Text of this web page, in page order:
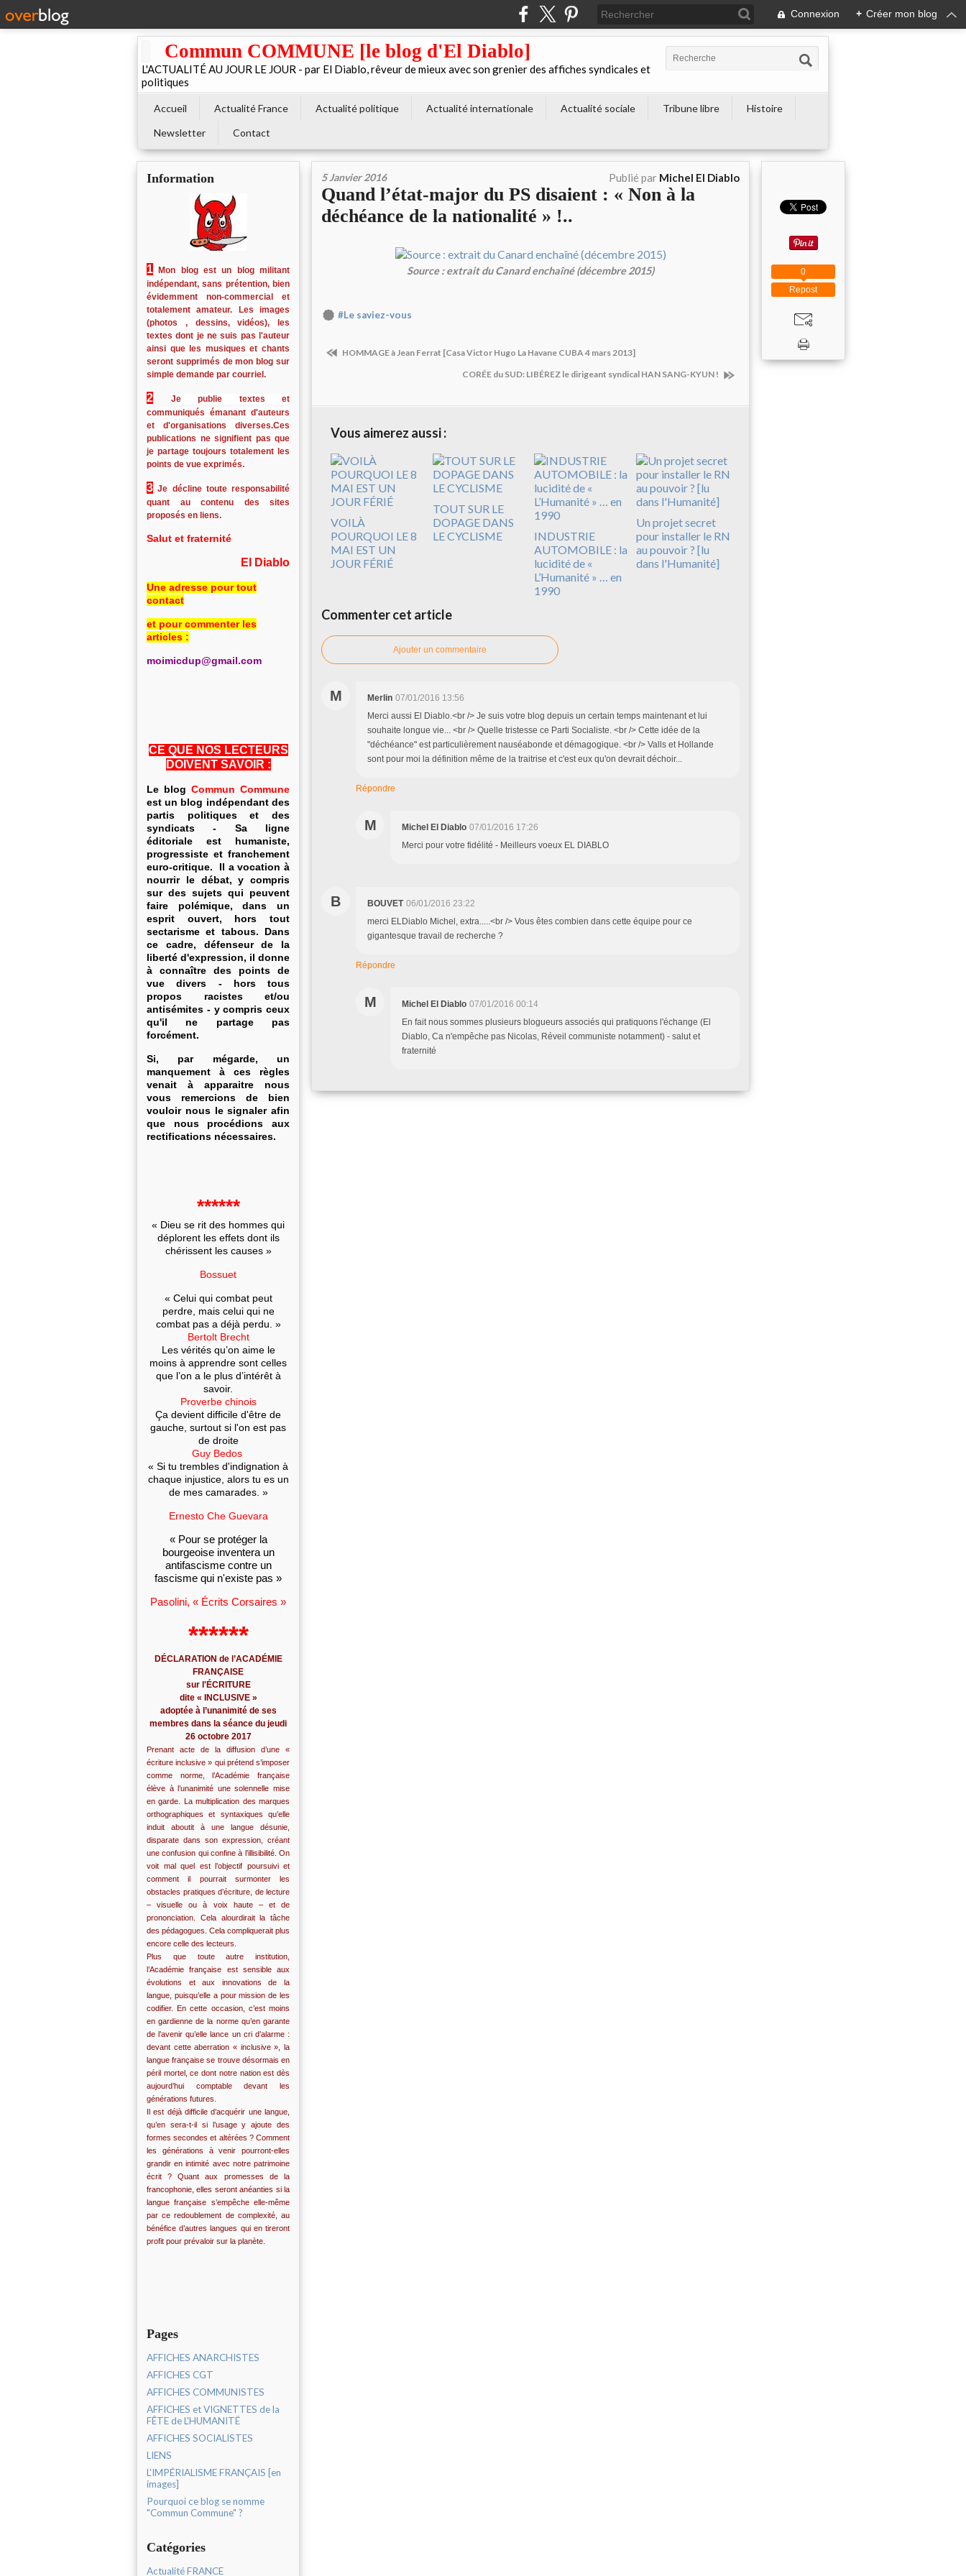
Connexion + Créer mon blog
Commun COMMUNE [le blog d'El Diablo]
L'ACTUALITÉ AU JOUR LE JOUR - par El Diablo, rêveur de mieux avec son grenier des affiches syndicales et
politiques
Accueil Actualité France Actualité politique Actualité internationale Actualité sociale Tribune libre
Histoire
Newsletter
Contact
Information
1
Mon blog est un blog militant
indépendant, sans prétention, bien
évidemment non-commercial et
totalement amateur. Les images
(photos , dessins, vidéos), les
textes dont je ne suis pas l'auteur
ainsi que les musiques et chants
seront supprimés de mon blog sur
simple demande par courriel.
2
Je publie textes et
communiqués émanant d'auteurs
et d'organisations diverses.Ces
publications ne signifient pas que
je partage toujours totalement les
points de vue exprimés.
3 Je décline toute responsabilité
quant au contenu des sites
proposés en liens.
Salut et fraternité
El Diablo
Une adresse pour tout
contact
et pour commenter les
articles :
moimicdup@gmail.com
CE QUE NOS LECTEURS
DOIVENT SAVOIR :
Le blog Commun Commune
est un blog indépendant des
partis politiques et des
syndicats - Sa ligne
éditoriale est humaniste,
progressiste et franchement
euro-critique. Il a vocation à
nourrir le débat, y compris
sur des sujets qui peuvent
faire polémique, dans un
esprit ouvert, hors tout
sectarisme et tabous. Dans
ce cadre, défenseur de la
liberté d'expression, il donne
à connaître des points de
vue divers - hors tous
propos racistes et/ou
antisémites - y compris ceux
qu'il ne partage pas
forcément.
Si, par mégarde, un
manquement à ces règles
venait à apparaitre nous
vous remercions de bien
vouloir nous le signaler afin
que nous procédions aux
rectifications nécessaires.
******
« Dieu se rit des hommes qui
déplorent les effets dont ils
chérissent les causes »
Bossuet
« Celui qui combat peut
perdre, mais celui qui ne
combat pas a déjà perdu. »
Bertolt Brecht
Les vérités qu’on aime le
moins à apprendre sont celles
que l’on a le plus d’intérêt à
savoir.
Proverbe chinois
Ça devient difficile d'être de
gauche, surtout si l'on est pas
de droite
Guy Bedos
« Si tu trembles d'indignation à
chaque injustice, alors tu es un
de mes camarades. »
Ernesto Che Guevara
« Pour se protéger la
bourgeoise inventera un
antifascisme contre un
fascisme qui n'existe pas »
Pasolini, « Écrits Corsaires »
******
DÉCLARATION de l’ACADÉMIE
FRANÇAISE
sur l'ÉCRITURE
dite « INCLUSIVE »
adoptée à l’unanimité de ses
membres dans la séance du jeudi
26 octobre 2017
Prenant acte de la diffusion d’une «
écriture inclusive » qui prétend s’imposer
comme norme, l’Académie française
élève à l’unanimité une solennelle mise
en garde. La multiplication des marques
orthographiques et syntaxiques qu’elle
induit aboutit à une langue désunie,
disparate dans son expression, créant
une confusion qui confine à l’illisibilité. On
voit mal quel est l’objectif poursuivi et
comment il pourrait surmonter les
obstacles pratiques d’écriture, de lecture
– visuelle ou à voix haute – et de
prononciation. Cela alourdirait la tâche
des pédagogues. Cela compliquerait plus
encore celle des lecteurs.
Plus que toute autre institution,
l’Académie française est sensible aux
évolutions et aux innovations de la
langue, puisqu’elle a pour mission de les
codifier. En cette occasion, c’est moins
en gardienne de la norme qu’en garante
de l’avenir qu’elle lance un cri d’alarme :
devant cette aberration « inclusive », la
langue française se trouve désormais en
péril mortel, ce dont notre nation est dès
aujourd’hui comptable devant les
générations futures.
Il est déjà difficile d’acquérir une langue,
qu’en sera-t-il si l’usage y ajoute des
formes secondes et altérées ? Comment
les générations à venir pourront-elles
grandir en intimité avec notre patrimoine
écrit ? Quant aux promesses de la
francophonie, elles seront anéanties si la
langue française s’empêche elle-même
par ce redoublement de complexité, au
bénéfice d’autres langues qui en tireront
profit pour prévaloir sur la planète.
Pages
AFFICHES ANARCHISTES
AFFICHES CGT
AFFICHES COMMUNISTES
AFFICHES et VIGNETTES de la
FÊTE de L'HUMANITÉ
AFFICHES SOCIALISTES
LIENS
L'IMPÉRIALISME FRANÇAIS [en
images]
Pourquoi ce blog se nomme
"Commun Commune" ?
Catégories
Actualité FRANCE
5 Janvier 2016 Publié par Michel El Diablo
Quand l’état-major du PS disaient : « Non à la
déchéance de la nationalité » !..
Source : extrait du Canard enchaîné (décembre 2015)
#Le saviez-vous
HOMMAGE à Jean Ferrat [Casa Victor Hugo La Havane CUBA 4 mars 2013]
CORÉE du SUD: LIBÉREZ le dirigeant syndical HAN SANG-KYUN !
Vous aimerez aussi :
VOILÀ
POURQUOI LE 8
MAI EST UN
JOUR FÉRIÉ
TOUT SUR LE
DOPAGE DANS
LE CYCLISME
INDUSTRIE
AUTOMOBILE : la
lucidité de «
L’Humanité » … en
1990
Un projet secret
pour installer le RN
au pouvoir ? [lu
dans l'Humanité]
Commenter cet article
Ajouter un commentaire
M Merlin 07/01/2016 13:56
Merci aussi El Diablo.<br /> Je suis votre blog depuis un certain temps maintenant et lui
souhaite longue vie... <br /> Quelle tristesse ce Parti Socialiste. <br /> Cette idée de la
"déchéance" est particulièrement nauséabonde et démagogique. <br /> Valls et Hollande
sont pour moi la définition même de la traitrise et c'est eux qu'on devrait déchoir...
Répondre
M Michel El Diablo 07/01/2016 17:26
Merci pour votre fidélité - Meilleurs voeux EL DIABLO
B BOUVET 06/01/2016 23:22
merci ELDiablo Michel, extra.....<br /> Vous êtes combien dans cette équipe pour ce
gigantesque travail de recherche ?
Répondre
M Michel El Diablo 07/01/2016 00:14
En fait nous sommes plusieurs blogueurs associés qui pratiquons l'échange (El
Diablo, Ca n'empêche pas Nicolas, Réveil communiste notamment) - salut et
fraternité
Repost
0